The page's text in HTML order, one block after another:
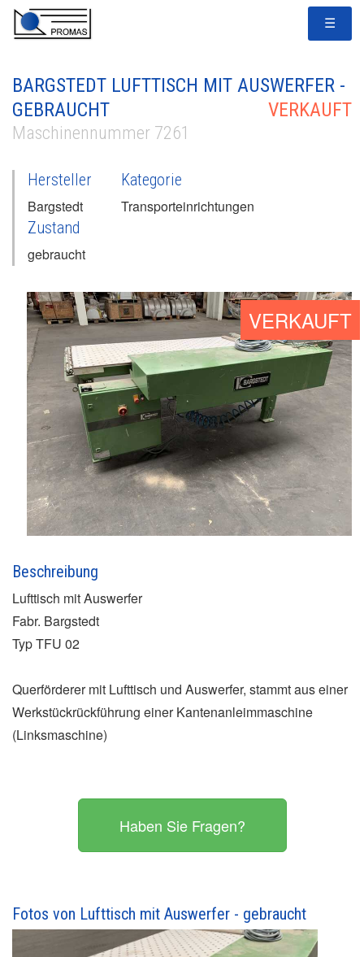
☰
BARGSTEDT LUFTTISCH MIT AUSWERFER -
GEBRAUCHT
VERKAUFT
Maschinennummer 7261
Hersteller
Bargstedt
Kategorie
Transporteinrichtungen
Zustand
gebraucht
VERKAUFT
Beschreibung
Lufttisch mit Auswerfer
Fabr. Bargstedt
Typ TFU 02
Querförderer mit Lufttisch und Auswerfer, stammt aus einer
Werkstückrückführung einer Kantenanleimmaschine
(Linksmaschine)
Haben Sie Fragen?
Fotos von Lufttisch mit Auswerfer - gebraucht